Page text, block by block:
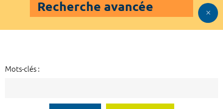
Recherche avancée
Mots-clés :